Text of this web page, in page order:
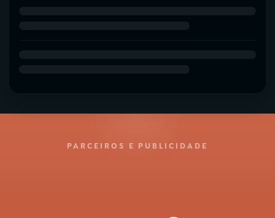
PARCEIROS E PUBLICIDADE